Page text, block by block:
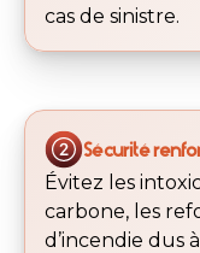
cas de sinistre.
Sécurité
Évitez les
carbone, les
d’incendie dus